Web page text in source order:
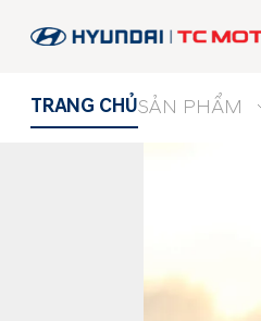
TRANG CHỦSẢN PHẨM